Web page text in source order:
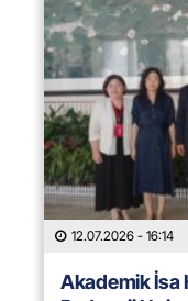
12.07.2026 - 16:14
Akademik İsa